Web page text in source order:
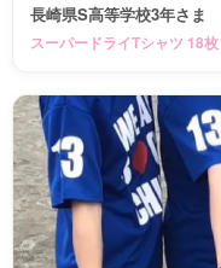
長崎県S高等学校3年さま
スーパードライTシャツ 18枚